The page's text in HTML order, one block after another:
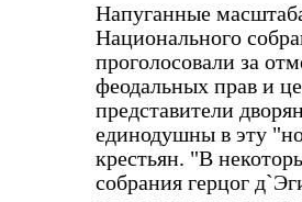
Напуганные
Национального
проголосовали за
феодальных прав и
представители
единодушны в эту
крестьян. "В
собрания герцог